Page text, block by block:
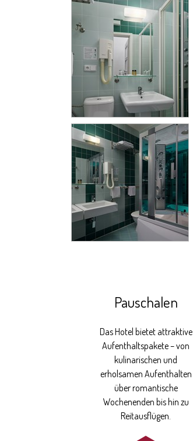
Pauschalen
Das Hotel bietet attraktive
Aufenthaltspakete – von
kulinarischen und
erholsamen Aufenthalten
über romantische
Wochenenden bis hin zu
Reitausflügen.